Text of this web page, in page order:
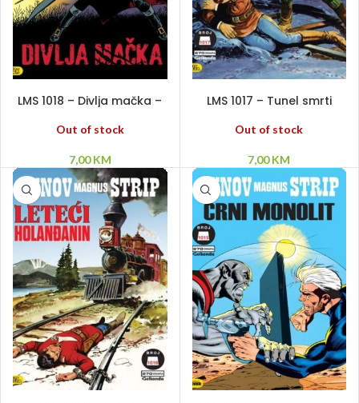
LMS 1018 – Divlja mačka –
Out of stock
7,00KM
LMS 1017 – Tunel smrti
Out of stock
7,00KM